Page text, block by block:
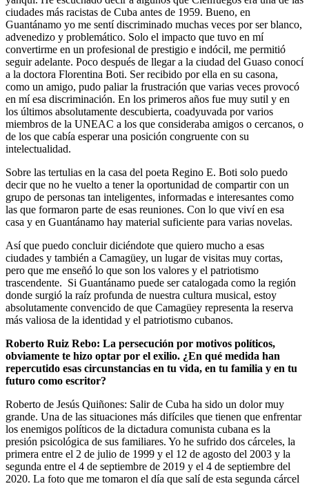
ciudades más racistas de Cuba antes de 1959. Bueno, en
Guantánamo yo me sentí discriminado muchas veces por ser blanco,
advenedizo y problemático. Solo el impacto que tuvo en mí
convertirme en un profesional de prestigio e indócil, me permitió
seguir adelante. Poco después de llegar a la ciudad del Guaso conocí
a la doctora Florentina Boti. Ser recibido por ella en su casona,
como un amigo, pudo paliar la frustración que varias veces provocó
en mí esa discriminación. En los primeros años fue muy sutil y en
los últimos absolutamente descubierta, coadyuvada por varios
miembros de la UNEAC a los que consideraba amigos o cercanos, o
de los que cabía esperar una posición congruente con su
intelectualidad.
Sobre las tertulias en la casa del poeta Regino E. Boti solo puedo
decir que no he vuelto a tener la oportunidad de compartir con un
grupo de personas tan inteligentes, informadas e interesantes como
las que formaron parte de esas reuniones. Con lo que viví en esa
casa y en Guantánamo hay material suficiente para varias novelas.
Así que puedo concluir diciéndote que quiero mucho a esas
ciudades y también a Camagüey, un lugar de visitas muy cortas,
pero que me enseñó lo que son los valores y el patriotismo
trascendente. Si Guantánamo puede ser catalogada como la región
donde surgió la raíz profunda de nuestra cultura musical, estoy
absolutamente convencido de que Camagüey representa la reserva
más valiosa de la identidad y el patriotismo cubanos.
Roberto Ruiz Rebo: La persecución por motivos políticos,
obviamente te hizo optar por el exilio. ¿En qué medida han
repercutido esas circunstancias en tu vida, en tu familia y en tu
futuro como escritor?
Roberto de Jesús Quiñones: Salir de Cuba ha sido un dolor muy
grande. Una de las situaciones más difíciles que tienen que enfrentar
los enemigos políticos de la dictadura comunista cubana es la
presión psicológica de sus familiares. Yo he sufrido dos cárceles, la
primera entre el 2 de julio de 1999 y el 12 de agosto del 2003 y la
segunda entre el 4 de septiembre de 2019 y el 4 de septiembre del
2020. La foto que me tomaron el día que salí de esta segunda cárcel